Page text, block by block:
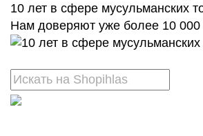
10 лет в сфере мусульманских
Нам доверяют уже более 10 000